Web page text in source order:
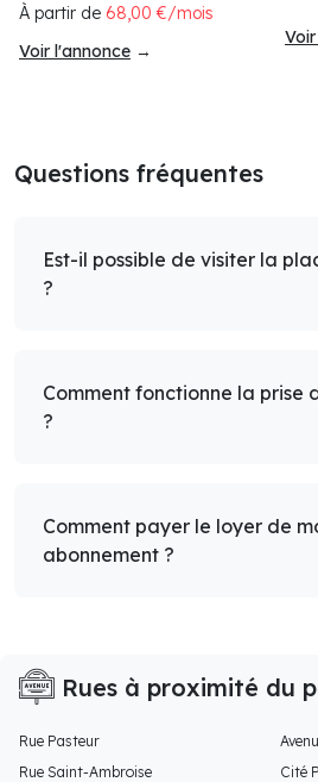
À partir de 68,00 €/mois
Voir l'annonce →
Questions fréquentes
Est-il possible de visiter la
?
Comment fonctionne la prise
?
Comment payer le loyer de
abonnement ?
Rues à proximité du
Rue Pasteur
Rue Saint-Ambroise
Cité